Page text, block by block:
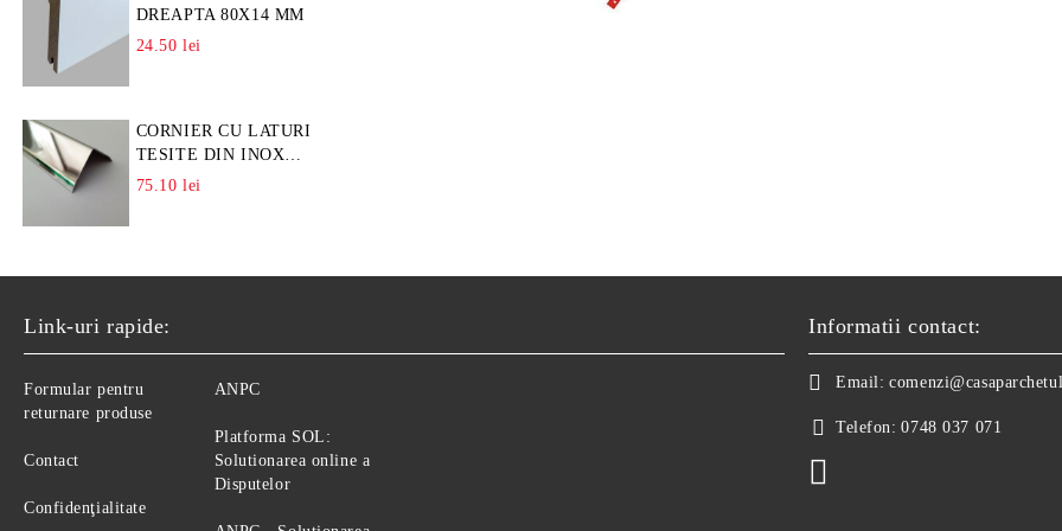
DREAPTA 80X14 MM
24.50 lei
CORNIER CU LATURI
TESITE DIN INOX
L=A=25MM
75.10 lei
Link-uri rapide:
Formular pentru
returnare produse
Contact
Confidenţialitate
ANPC
Platforma SOL:
Solutionarea online a
Disputelor
Informatii contact:
Email:
Telefon: 0748 037 071